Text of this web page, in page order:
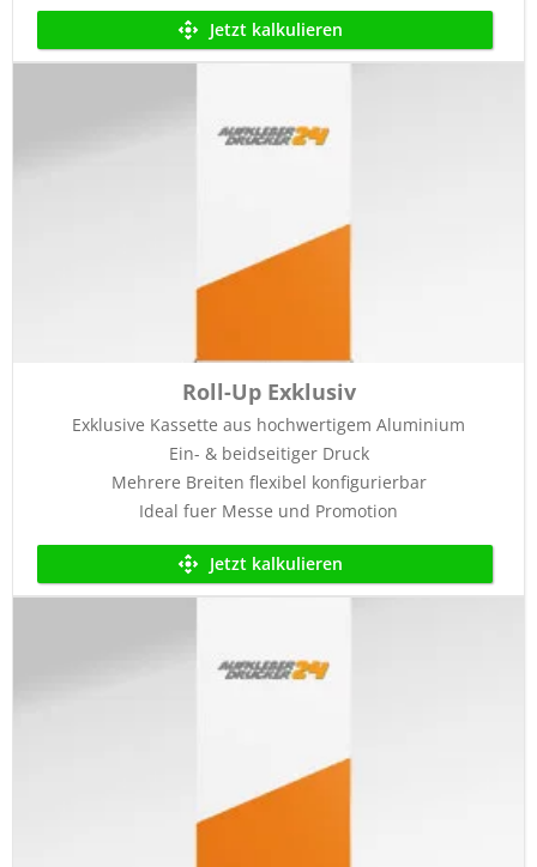
Jetzt kalkulieren
Roll-Up Exklusiv
Exklusive Kassette aus hochwertigem Aluminium
Ein- & beidseitiger Druck
Mehrere Breiten flexibel konfigurierbar
Ideal fuer Messe und Promotion
Jetzt kalkulieren